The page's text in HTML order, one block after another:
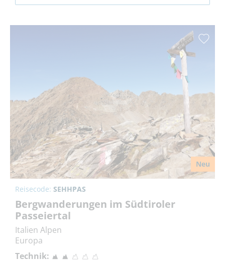
Neu
Reisecode: SEHHPAS
Bergwanderungen im Südtiroler
Passeiertal
Italien Alpen
Europa
Technik: